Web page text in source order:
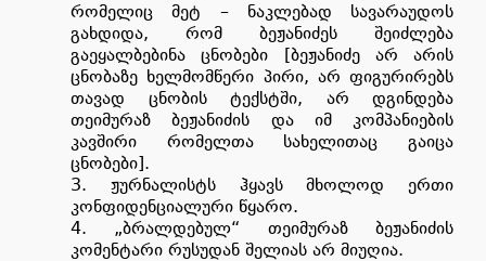
რომელიც მეტ – ნაკლებად სავარაუდოს
გახდიდა, რომ ბეჟანიძეს შეიძლება
გაეყალბებინა ცნობები [ბეჟანიძე არ არის
ცნობაზე ხელმომწერი პირი, არ ფიგურირებს
თავად ცნობის ტექსტში, არ დგინდება
თეიმურაზ ბეჟანიძის და იმ კომპანიების
კავშირი რომელთა სახელითაც გაიცა
ცნობები].
ჟურნალისტს ჰყავს მხოლოდ ერთი
კონფიდენციალური წყარო.
„ბრალდებულ“ თეიმურაზ ბეჟანიძის
კომენტარი რუსუდან შელიას არ მიუღია.